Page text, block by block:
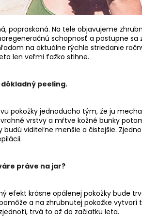
popraskaná. Na tele objavujeme
schopnosť a postupne
na aktuálne rýchle striedanie
len veľmi ťažko stihne.
peeling.
pokožky jednoducho tým, že ju
vrstvy a mŕtve kožné bunky
viditeľne menšie a čistejšie.
práve na jar?
efekt krásne opálenej pokožky bude
a na zhrubnutej pokožke vytvorí
trvá to až do začiatku leta.